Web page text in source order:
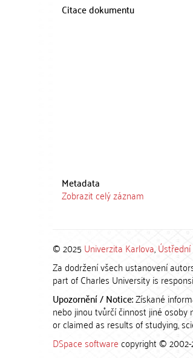
Citace dokumentu
Metadata
Zobrazit celý záznam
© 2025 Univerzita Karlova,
Za dodržení všech ustanovení
part of Charles University is
Upozornění / Notice:Získané
nebo jinou tvůrčí činnost jiné osoby
or claimed as results of studying,
DSpace softwarecopyright © 2002-